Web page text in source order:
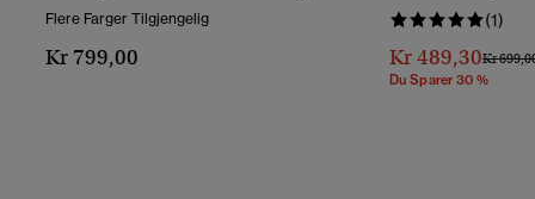
Flere Farger Tilgjengelig
Kr 799,00
(1)
Kr 489,30Pris
Kr
Du Sparer 30 %